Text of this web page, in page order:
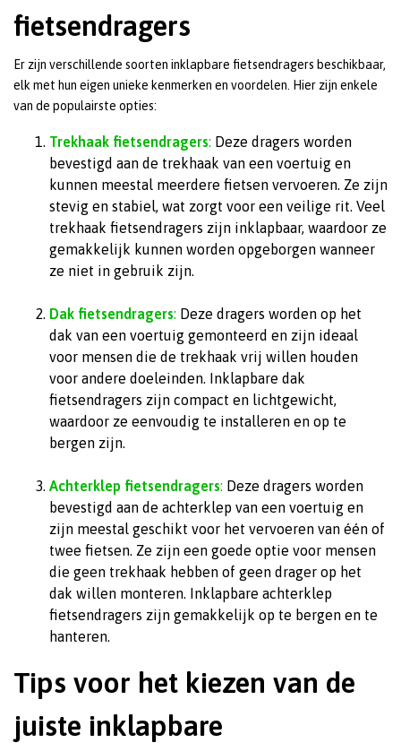
fietsendragers
Er zijn verschillende soorten inklapbare fietsendragers beschikbaar,
elk met hun eigen unieke kenmerken en voordelen. Hier zijn enkele
van de populairste opties:
Trekhaak fietsendragers: Deze dragers worden
bevestigd aan de trekhaak van een voertuig en
kunnen meestal meerdere fietsen vervoeren. Ze zijn
stevig en stabiel, wat zorgt voor een veilige rit. Veel
trekhaak fietsendragers zijn inklapbaar, waardoor ze
gemakkelijk kunnen worden opgeborgen wanneer
ze niet in gebruik zijn.
Dak fietsendragers: Deze dragers worden op het
dak van een voertuig gemonteerd en zijn ideaal
voor mensen die de trekhaak vrij willen houden
voor andere doeleinden. Inklapbare dak
fietsendragers zijn compact en lichtgewicht,
waardoor ze eenvoudig te installeren en op te
bergen zijn.
Achterklep fietsendragers: Deze dragers worden
bevestigd aan de achterklep van een voertuig en
zijn meestal geschikt voor het vervoeren van één of
twee fietsen. Ze zijn een goede optie voor mensen
die geen trekhaak hebben of geen drager op het
dak willen monteren. Inklapbare achterklep
fietsendragers zijn gemakkelijk op te bergen en te
hanteren.
Tips voor het kiezen van de
juiste inklapbare